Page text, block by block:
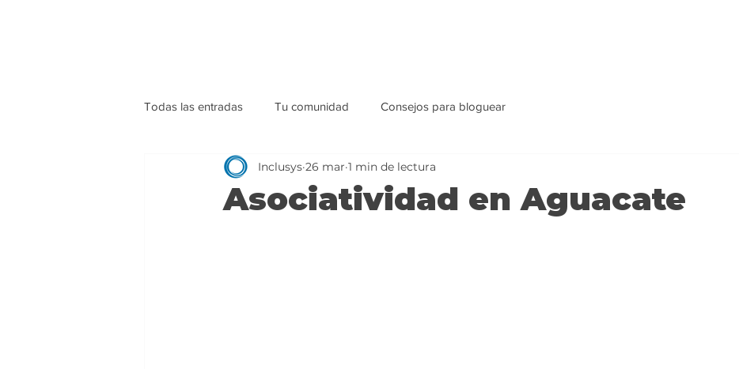
Todas las entradas Tu comunidad Consejos para bloguear
Asociatividad en Aguacate
Inclusys 26 mar 1 min de lectura